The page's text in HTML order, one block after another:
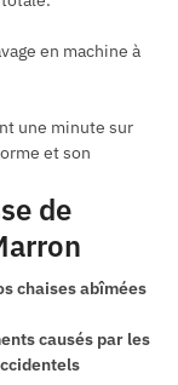
en machine à
une minute sur
et son
de
chaises abîmées
causés par les